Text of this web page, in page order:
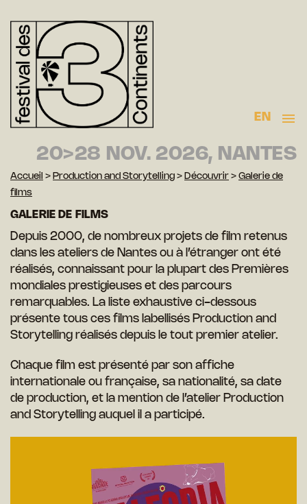
EN
20>28 NOV. 2026, NANTES
Accueil > Production and Storytelling > Découvrir > Galerie de
films
GALERIE DE FILMS
Depuis 2000, de nombreux projets de film retenus
dans les ateliers de Nantes ou à l’étranger ont été
réalisés, connaissant pour la plupart des Premières
mondiales prestigieuses et des parcours
remarquables. La liste exhaustive ci-dessous
présente tous ces films labellisés Production and
Storytelling réalisés depuis le tout premier atelier.
Chaque film est présenté par son affiche
internationale ou française, sa nationalité, sa date
de production, et la mention de l’atelier Production
and Storytelling auquel il a participé.